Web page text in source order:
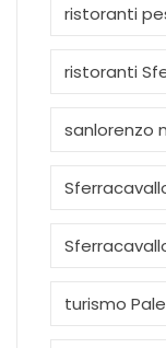
ristoranti
ristoranti
sanlorenzo
turismo